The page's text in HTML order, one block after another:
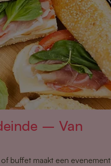
– Van
buffet maakt een evenement